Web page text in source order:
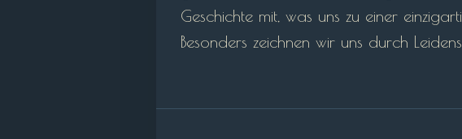
Geschichte mit, was uns zu einer
Besonders zeichnen wir uns durch